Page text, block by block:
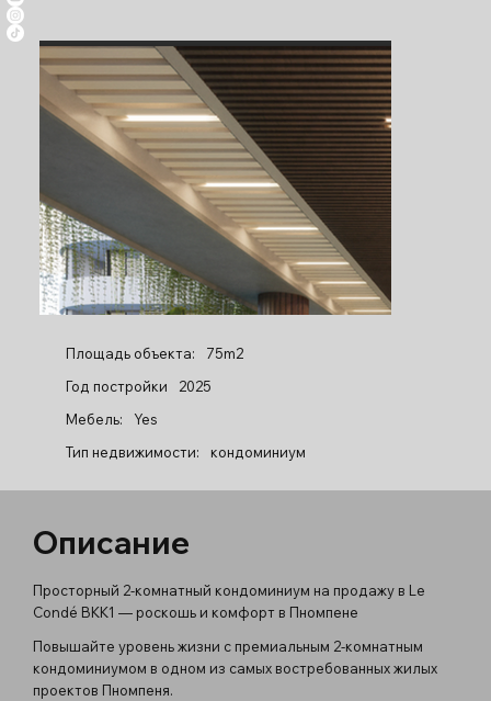
Площадь объекта:
75m2
Год постройки
2025
Мебель:
Yes
Тип недвижимости:
кондоминиум
Описание
Просторный 2-комнатный кондоминиум на продажу в Le
Condé BKK1 — роскошь и комфорт в Пномпене
Повышайте уровень жизни с премиальным 2-комнатным
кондоминиумом в одном из самых востребованных жилых
проектов Пномпеня.